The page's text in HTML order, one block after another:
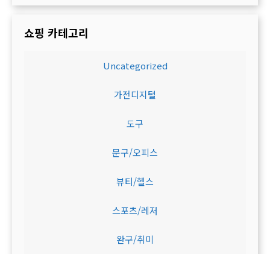
쇼핑 카테고리
Uncategorized
가전디지털
도구
문구/오피스
뷰티/헬스
스포츠/레저
완구/취미